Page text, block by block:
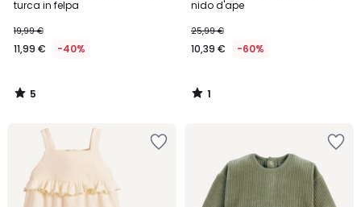
turca in felpa
19,99 €
11,99 € -40%
5
5
/
nido d'ape
25,99 €
10,39 € -60%
5
1
/